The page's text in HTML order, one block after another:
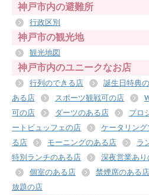
神戸市内の避難所
行政区別
神戸市の観光地
観光地図
神戸市内のユニークなお店
行列のできる店 誕生日特典
ある店
スポーツ観戦可の店
可の店
ダーツのある店 プロ
ートビュッフェの店
ケータリン
る店
モーニングのある店 ラ
特別ランチのある店
深夜営業あ
個室のある店
禁煙席のある店
放題の店